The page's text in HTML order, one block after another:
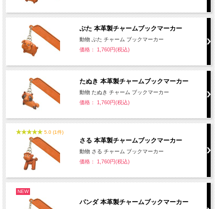
ぶた 本革製チャームブックマーカー
動物 ぶた チャーム ブックマーカー
価格： 1,760円(税込)
たぬき 本革製チャームブックマーカー
動物 たぬき チャーム ブックマーカー
価格： 1,760円(税込)
5.0 (1件)
さる 本革製チャームブックマーカー
動物 さる チャーム ブックマーカー
価格： 1,760円(税込)
NEW
パンダ 本革製チャームブックマーカー